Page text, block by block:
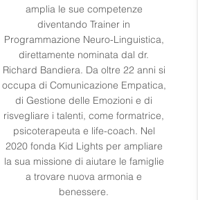
amplia le sue competenze
diventando Trainer in
Programmazione Neuro-Linguistica,
direttamente nominata dal dr.
Richard Bandiera. Da oltre 22 anni si
occupa di Comunicazione Empatica,
di Gestione delle Emozioni e di
risvegliare i talenti, come formatrice,
psicoterapeuta e life-coach. Nel
2020 fonda Kid Lights per ampliare
la sua missione di aiutare le famiglie
a trovare nuova armonia e
benessere.